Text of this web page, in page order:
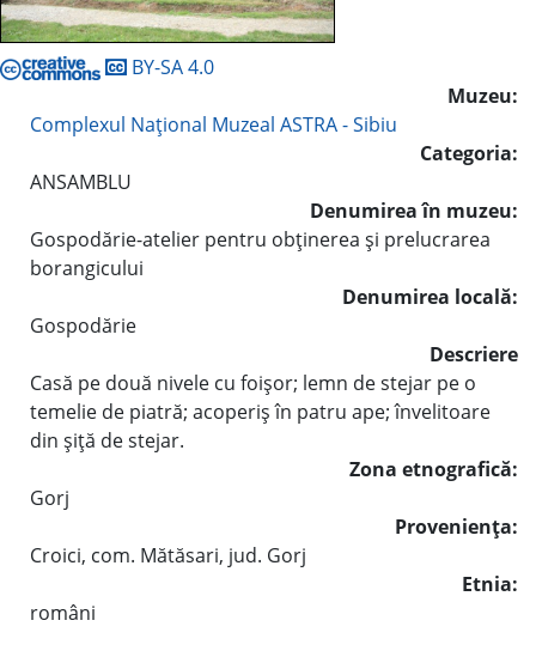
BY-SA 4.0
Muzeu:
Complexul Naţional Muzeal ASTRA - Sibiu
Categoria:
ANSAMBLU
Denumirea în muzeu:
Gospodărie-atelier pentru obţinerea şi prelucrarea
borangicului
Denumirea locală:
Gospodărie
Descriere
Casă pe două nivele cu foişor; lemn de stejar pe o
temelie de piatră; acoperiş în patru ape; învelitoare
din şiţă de stejar.
Zona etnografică:
Gorj
Provenienţa:
Croici, com. Mătăsari, jud. Gorj
Etnia:
români